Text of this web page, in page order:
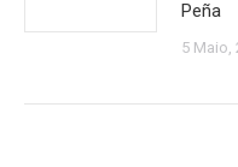
Peña
5 Maio,